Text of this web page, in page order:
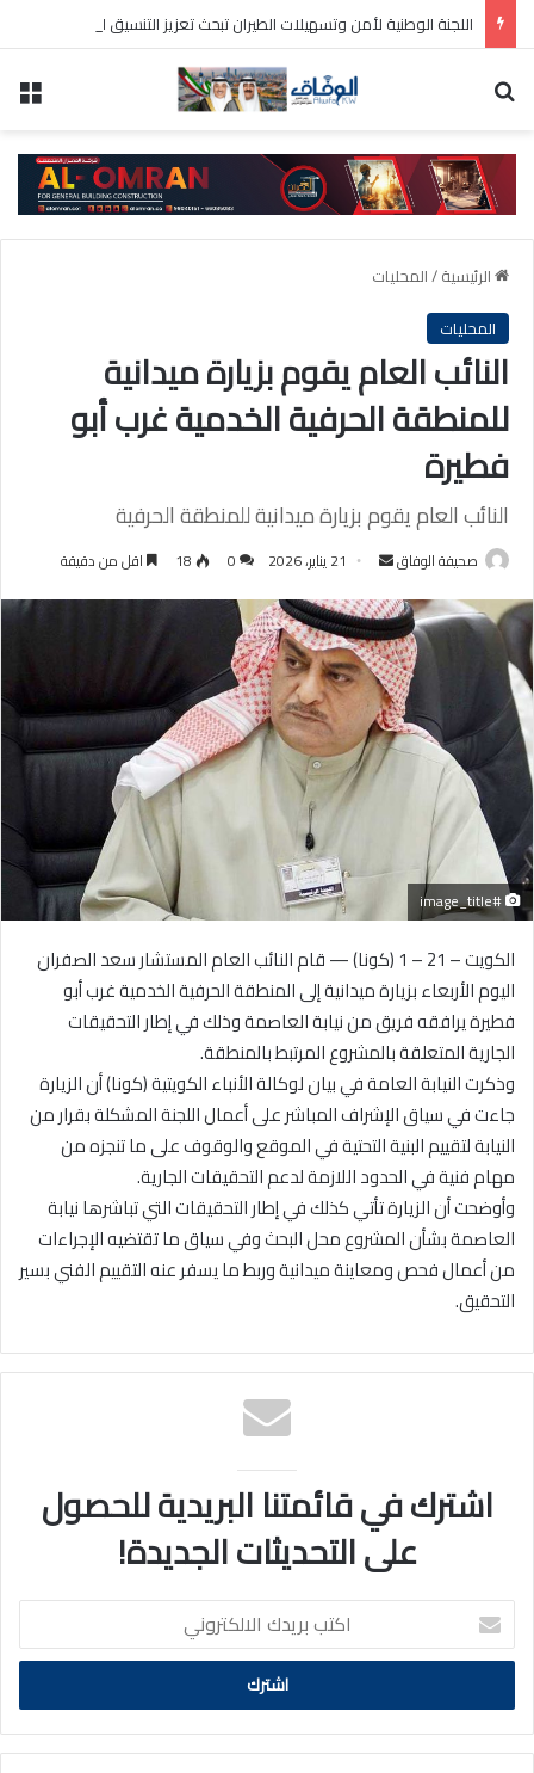
الرئيسية/المحليات
المحليات
النائب العام يقوم بزيارة ميدانية
للمنطقة الحرفية الخدمية غرب أبو
فطيرة
النائب العام يقوم بزيارة ميدانية للمنطقة الحرفية
صحيفة الوفاق
أرسل
إلكترونيا
21 يناير، 2026 0
18 اقل من دقيقة
#image_title
الكويت – 21 – 1 (كونا) — قام النائب العام المستشار سعد الصفران
اليوم الأربعاء بزيارة ميدانية إلى المنطقة الحرفية الخدمية غرب أبو
فطيرة يرافقه فريق من نيابة العاصمة وذلك في إطار التحقيقات
الجارية المتعلقة بالمشروع المرتبط بالمنطقة.
وذكرت النيابة العامة في بيان لوكالة الأنباء الكويتية (كونا) أن الزيارة
جاءت في سياق الإشراف المباشر على أعمال اللجنة المشكلة بقرار من
النيابة لتقييم البنية التحتية في الموقع والوقوف على ما تنجزه من
مهام فنية في الحدود اللازمة لدعم التحقيقات الجارية.
وأوضحت أن الزيارة تأتي كذلك في إطار التحقيقات التي تباشرها نيابة
العاصمة بشأن المشروع محل البحث وفي سياق ما تقتضيه الإجراءات
من أعمال فحص ومعاينة ميدانية وربط ما يسفر عنه التقييم الفني بسير
التحقيق.
اشترك في قائمتنا البريدية للحصول
على التحديثات الجديدة!
اكتب
بريدك
الالكتروني